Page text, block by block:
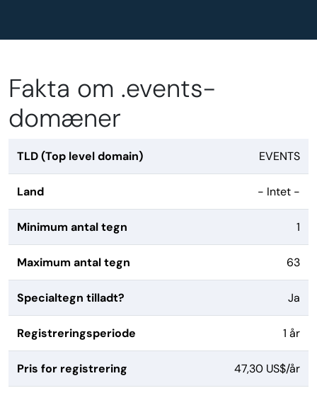
Fakta om .events-
domæner
TLD (Top level domain) EVENTS
Land - Intet -
Minimum antal tegn 1
Maximum antal tegn 63
Specialtegn tilladt? Ja
Registreringsperiode 1 år
Pris for registrering 47,30 US$/år